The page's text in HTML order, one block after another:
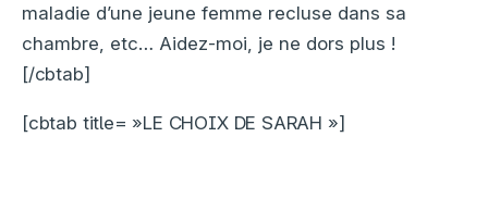
maladie d’une jeune femme recluse dans sa
chambre, etc… Aidez-moi, je ne dors plus !
[/cbtab]
[cbtab title= »LE CHOIX DE SARAH »]